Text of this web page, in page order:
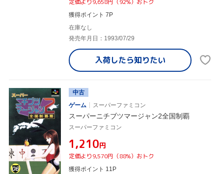
獲得ポイント 7P
在庫なし
発売年月日：1993/07/29
入荷したら知りたい
中古
ゲーム
スーパーファミコン
スーパーニチブツマージャン2全国制覇
スーパーファミコン
¥1,210円
定価より9,570円（88%）おトク
獲得ポイント 11P